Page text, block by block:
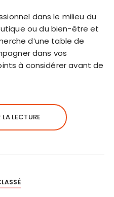
dans le milieu du
ou du bien-être et
d’une table de
dans vos
à considérer avant de
LECTURE